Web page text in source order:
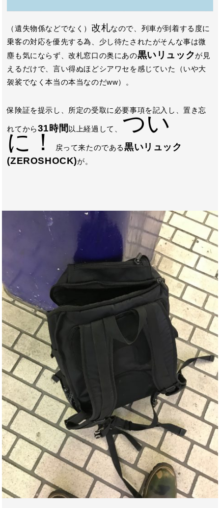
（遺失物係などでなく） 改札なので、列車が到着する度に
乗客の対応を優先する為、少し待たされたがそんな事は微
塵も気にならず、改札窓口の奥にあの黒いリュックが見
えるだけで、言い得ぬほどシアワセを感じていた（いや大
袈裟でなく本当の本当なのだww）。
保険証を提示し、所定の受取に必要事項を記入し、置き忘
れてから31時間 以上経過して、 つい
に！戻って来たのである黒いリュック
(ZEROSHOCK)が。